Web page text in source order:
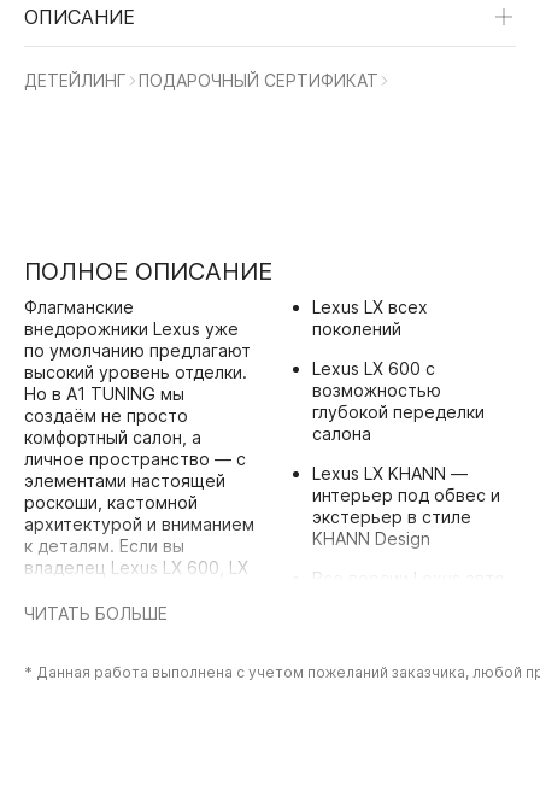
ОПИСАНИЕ
ДЕТЕЙЛИНГ ПОДАРОЧНЫЙ СЕРТИФИКАТ
ПОЛНОЕ ОПИСАНИЕ
Флагманские
внедорожники Lexus уже
по умолчанию предлагают
высокий уровень отделки.
Но в A1 TUNING мы
создаём не просто
комфортный салон, а
личное пространство — с
элементами настоящей
роскоши, кастомной
архитектурой и вниманием
к деталям. Если вы
владелец Lexus LX 600, LX
или топовой версии LX
уровень, на который
Lexus LX всех
поколений
Lexus LX 600 с
возможностью
глубокой переделки
салона
Lexus LX KHANN —
интерьер под обвес и
экстерьер в стиле
KHANN Design
Все версии Lexus авто
ЧИТАТЬ БОЛЬШЕ
* Данная работа выполнена с учетом пожеланий заказчика,